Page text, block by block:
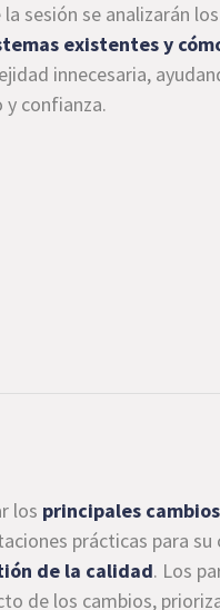
sesión se analizarán los
existentes y
innecesaria,
y confianza.
los principales
prácticas para su
de la calidad. Los
de los cambios,